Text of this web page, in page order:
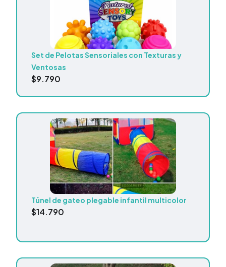
Set de Pelotas Sensoriales con Texturas y
Ventosas
$9.790
Túnel de gateo plegable infantil multicolor
$14.790